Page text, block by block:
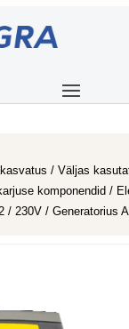
/ Väljas
komponendid /
/ 230V/ Generatorius